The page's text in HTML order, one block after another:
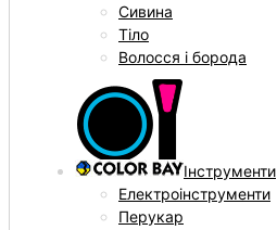
Сивина
Тіло
Волосся і борода
Інструменти
Електроінструменти
Перукар